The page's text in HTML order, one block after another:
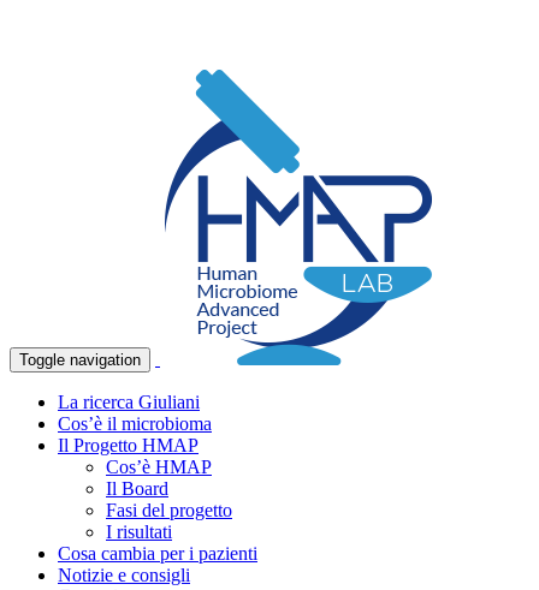
Toggle navigation
La ricerca Giuliani
Cos’è il microbioma
Il Progetto HMAP
Cos’è HMAP
Il Board
Fasi del progetto
I risultati
Cosa cambia per i pazienti
Notizie e consigli